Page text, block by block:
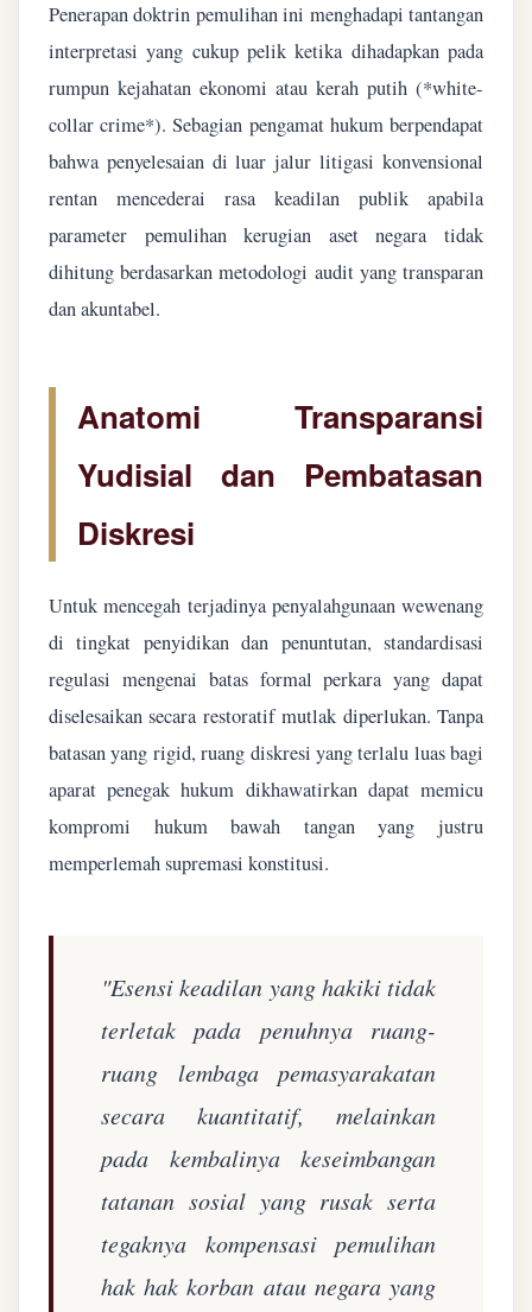
Penerapan doktrin pemulihan ini menghadapi tantangan
interpretasi yang cukup pelik ketika dihadapkan pada
rumpun kejahatan ekonomi atau kerah putih (*white-
collar crime*). Sebagian pengamat hukum berpendapat
bahwa penyelesaian di luar jalur litigasi konvensional
rentan mencederai rasa keadilan publik apabila
parameter pemulihan kerugian aset negara tidak
dihitung berdasarkan metodologi audit yang transparan
dan akuntabel.
Anatomi Transparansi
Yudisial dan Pembatasan
Diskresi
Untuk mencegah terjadinya penyalahgunaan wewenang
di tingkat penyidikan dan penuntutan, standardisasi
regulasi mengenai batas formal perkara yang dapat
diselesaikan secara restoratif mutlak diperlukan. Tanpa
batasan yang rigid, ruang diskresi yang terlalu luas bagi
aparat penegak hukum dikhawatirkan dapat memicu
kompromi hukum bawah tangan yang justru
memperlemah supremasi konstitusi.
"Esensi keadilan yang hakiki tidak
terletak pada penuhnya ruang-
ruang lembaga pemasyarakatan
secara kuantitatif, melainkan
pada kembalinya keseimbangan
tatanan sosial yang rusak serta
tegaknya kompensasi pemulihan
hak hak korban atau negara yang